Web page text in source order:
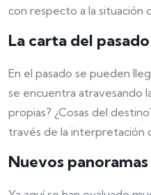
con respecto a la situación
La carta del pasado
En el pasado se pueden
se encuentra atravesando
propias? ¿Cosas del
través de la interpretación
Nuevos panoramas